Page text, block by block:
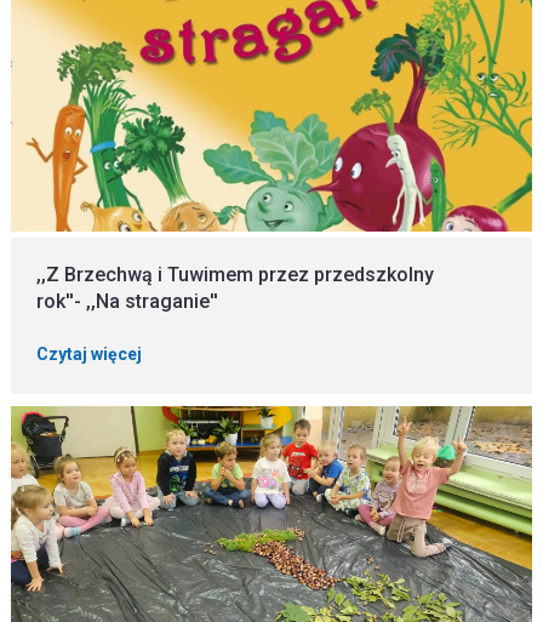
,,Z Brzechwą i Tuwimem przez przedszkolny
rok''- ,,Na straganie''
Czytaj więcej